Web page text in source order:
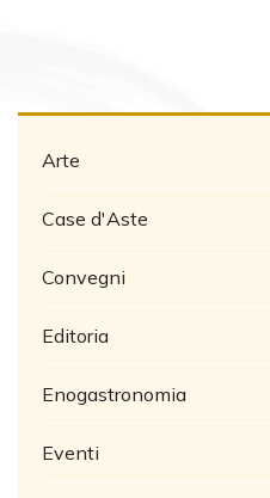
Arte
Case d'Aste
Convegni
Editoria
Enogastronomia
Eventi